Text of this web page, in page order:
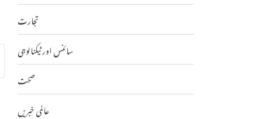
تجارت
سائنس اور ٹیکنالوجی
صحت
عالمی خبریں